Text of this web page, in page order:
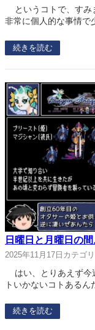
というコトで、すみ
非常に個人的な事情で
続きを読む
日曜日と月曜日の
2025年11月17日 カテゴ
はい、とりあえず今
トいかないコトあるん
続きを読む